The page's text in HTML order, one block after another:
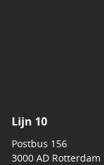
Lijn 10
Postbus 156
3000 AD Rotterdam